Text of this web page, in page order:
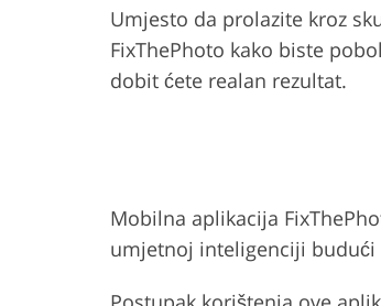
Umjesto da prolazite kroz
FixThePhoto kako biste
dobit ćete realan rezultat.
Mobilna aplikacija
umjetnoj inteligenciji